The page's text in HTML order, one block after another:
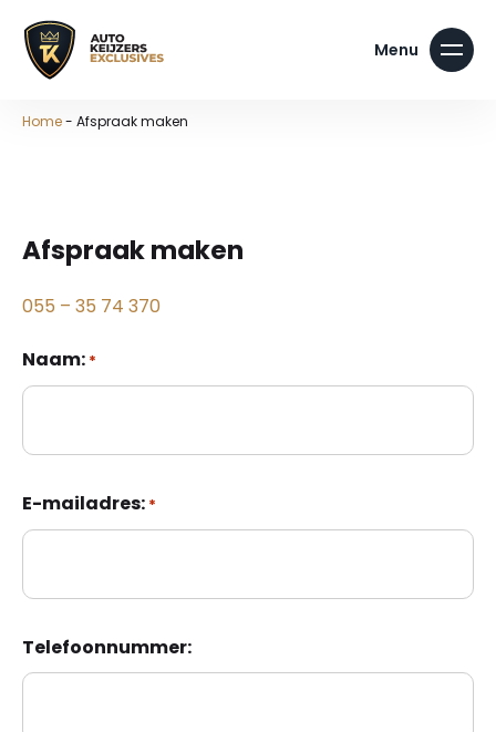
Home- Afspraak maken
Afspraak maken
055 – 35 74 370
Naam: *
E-mailadres: *
Telefoonnummer: